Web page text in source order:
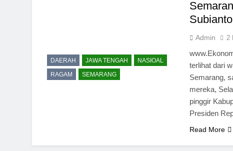
DAERAH JAWA TENGAH
NASIOAL
RAGAM
SEMARANG
Subianto
Admin 2
terlihat dari
Semarang,
mereka,
pinggir
Presiden
Read More